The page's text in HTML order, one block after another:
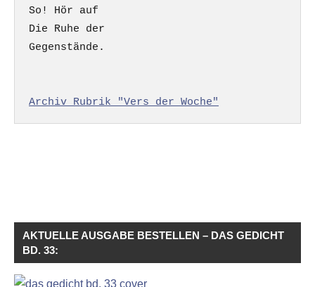
So! Hör auf
Die Ruhe der
Gegenstände.
Archiv Rubrik "Vers der Woche"
AKTUELLE AUSGABE BESTELLEN – DAS GEDICHT
BD. 33: